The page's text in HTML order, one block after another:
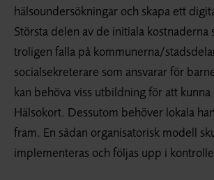
hälsoundersökningar och skapa ett
Största delen av de initiala kostnaderna
troligen falla på kommunerna/
socialsekreterare som ansvarar för
kan behöva viss utbildning för att
Hälsokort. Dessutom behöver lokala
fram. En sådan organisatorisk modell
implementeras och följas upp i